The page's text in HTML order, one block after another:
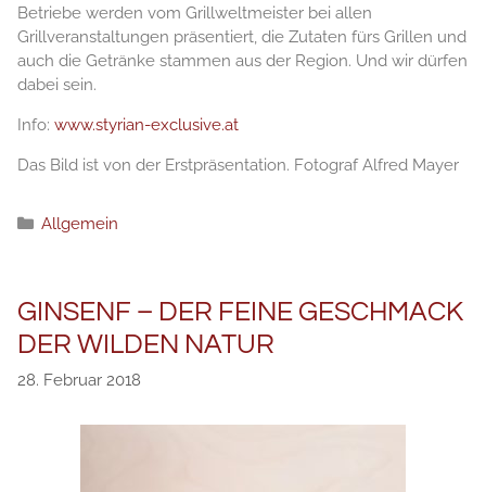
Betriebe werden vom Grillweltmeister bei allen
Grillveranstaltungen präsentiert, die Zutaten fürs Grillen und
auch die Getränke stammen aus der Region. Und wir dürfen
dabei sein.
Info: www.styrian-exclusive.at
Das Bild ist von der Erstpräsentation. Fotograf Alfred Mayer
Kategorien
Allgemein
GINSENF – DER FEINE GESCHMACK
DER WILDEN NATUR
28. Februar 2018